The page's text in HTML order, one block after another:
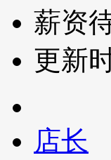
薪资
更新
店长